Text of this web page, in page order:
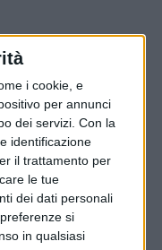
i cookie, e
per annunci
dei servizi. Con la
identificazione
il trattamento per
le tue
dei dati personali
si
in qualsiasi